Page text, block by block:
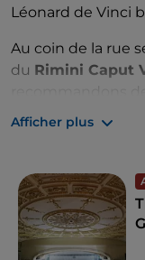
Léonard de Vinci
Au coin de la rue
du Rimini Caput
Tibère
pour une
sur le bord du
Ceux qui visitent
s'accorder une
des plus anciens
nombreuses
Afficher plus